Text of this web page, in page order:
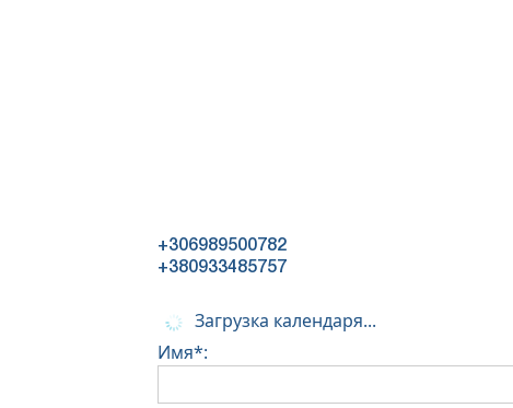
+306989500782
+380933485757
Загрузка календаря...
Имя*: